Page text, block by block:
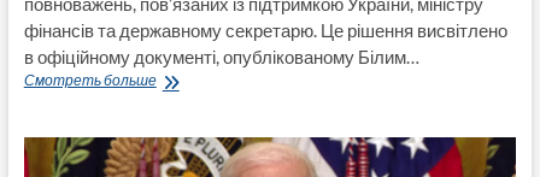
фінансів та державному секретарю. Це рішення висвітлено
в офіційному документі, опублікованому Білим…
Смотреть большеБайден
Мінфіну
та